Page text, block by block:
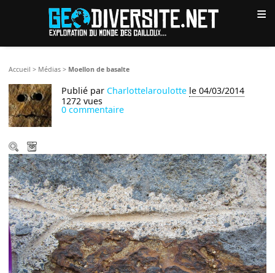
≡
Accueil > Médias > Moellon de basalte
Publié par Charlottelaroulotte le 04/03/2014
1272 vues
0 commentaire